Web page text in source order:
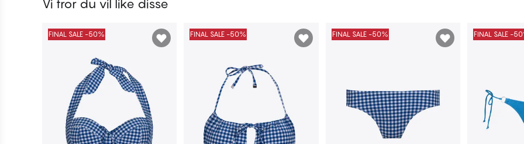
Vi tror du vil like disse
FINAL SALE -50% FINAL SALE -50% FINAL SALE -50% FINAL SALE -